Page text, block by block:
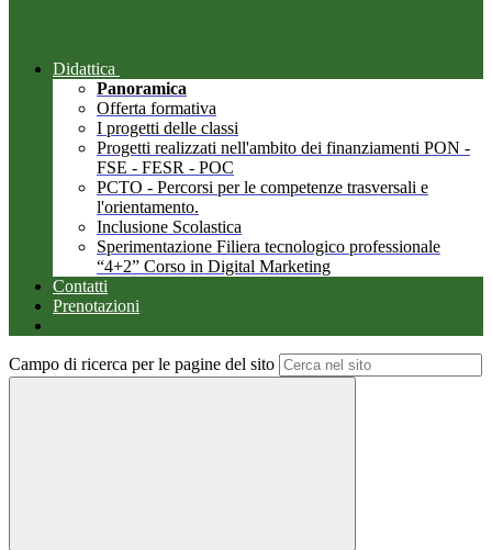
Didattica
Panoramica
Offerta formativa
I progetti delle classi
Progetti realizzati nell'ambito dei finanziamenti PON -
FSE - FESR - POC
PCTO - Percorsi per le competenze trasversali e
l'orientamento.
Inclusione Scolastica
Sperimentazione Filiera tecnologico professionale
“4+2” Corso in Digital Marketing
Contatti
Prenotazioni
Campo di ricerca per le pagine del sito